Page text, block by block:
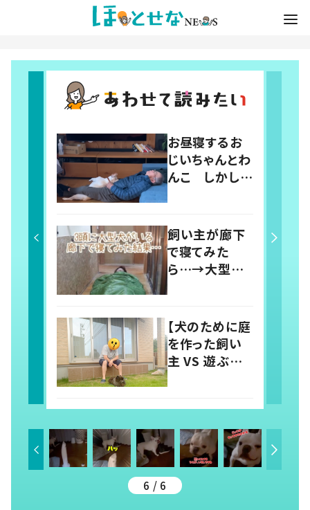
お昼寝するお
じいちゃんとわ
んこ しかしよ
う」「ラブリーす
ぎ」の声
飼い主が廊下
で寝てみた
ら…→大型犬
たちによって廊
「羨ましい」「幸
せそう」の声
【犬のために庭
を作った飼い
主 VS 遊ぶ気
のない犬】シュ
21.1万いい
ね！？「犬の強
い意志を感じ
る」
6 / 6